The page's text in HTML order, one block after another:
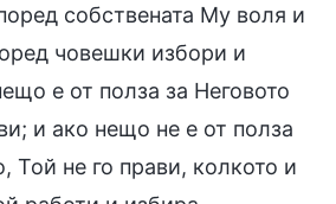
собствената Му воля и
човешки избори и
е от полза за Неговото
и ако нещо не е от полза
Той не го прави, колкото и